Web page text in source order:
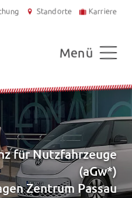
Standorte Karriere
Menü
für Nutzfahrzeuge
(aGw*)
Zentrum Passau